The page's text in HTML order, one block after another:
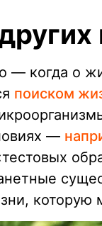
— когда о
поиском
—